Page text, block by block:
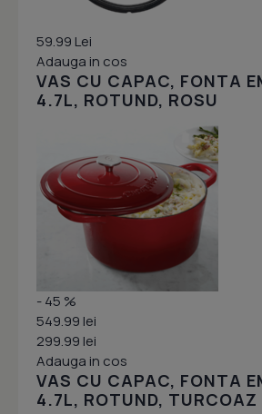
59.99 Lei
Adauga in cos
VAS CU CAPAC, FONTA
4.7L, ROTUND, ROSU
- 45 %
549.99 lei
299.99 lei
Adauga in cos
VAS CU CAPAC, FONTA
4.7L, ROTUND, TURCOAZ